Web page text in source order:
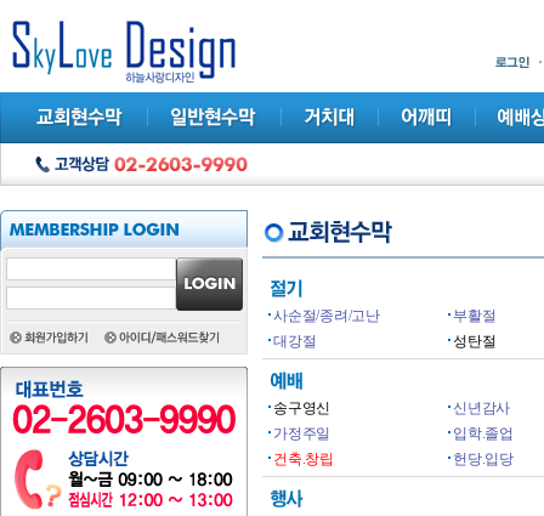
사순절/종려/고난
부활절
대강절
성탄절
송구영신
신년감사
가정주일
입학.졸업
건축.창립
헌당.입당